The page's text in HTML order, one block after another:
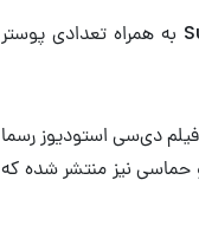
در فاصله چند هفته مانده به اکران، تریلر حماسی جدیدی از فیلم سینمایی Supergirl به همراه تعدادی پوستر
دی‌سی استودیوز رسما
حماسی نیز منتشر شده که